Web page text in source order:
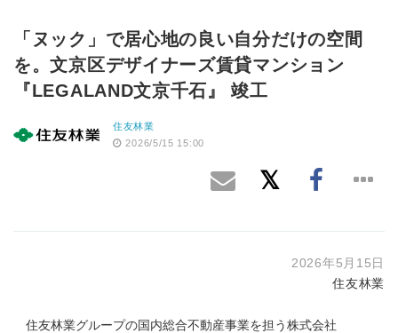
「ヌック」で居心地の良い自分だけの空間
を。文京区デザイナーズ賃貸マンション
『LEGALAND文京千石』 竣工
住友林業
2026/5/15 15:00
2026年5月15日
住友林業
住友林業グループの国内総合不動産事業を担う株式会社